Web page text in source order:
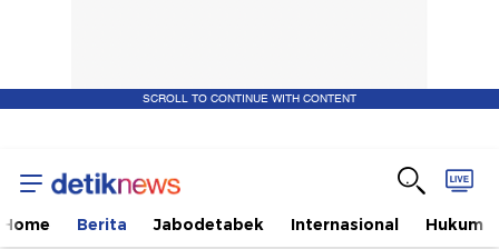
SCROLL TO CONTINUE WITH CONTENT
Home Berita Jabodetabek Internasional Hukum